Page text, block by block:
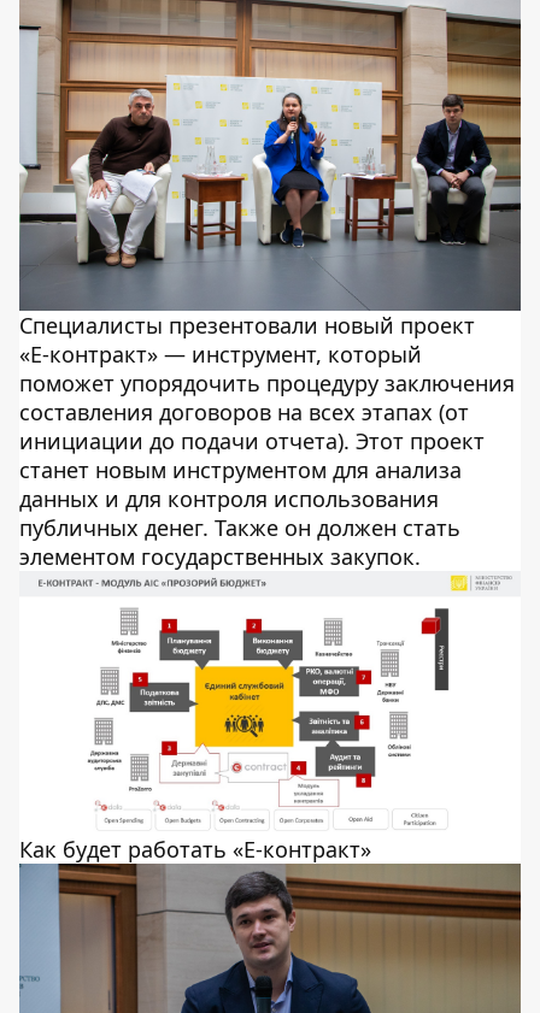
Специалисты презентовали новый проект
«Е-контракт» — инструмент, который
поможет упорядочить процедуру заключения
составления договоров на всех этапах (от
инициации до подачи отчета). Этот проект
станет новым инструментом для анализа
данных и для контроля использования
публичных денег. Также он должен стать
элементом государственных закупок.
Как будет работать «Е-контракт»